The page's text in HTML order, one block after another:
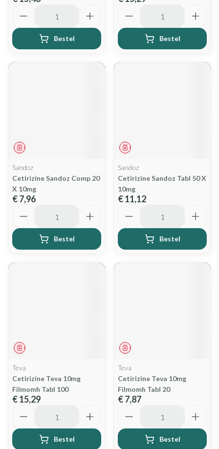
Bestel Bestel
Geneesmiddel
Sandoz
Cetirizine Sandoz Comp 20
X 10mg
€ 7,96
Bestel
Geneesmiddel
Sandoz
Cetirizine Sandoz Tabl 50 X
10mg
€ 11,12
Bestel
Geneesmiddel
Teva
Cetirizine Teva 10mg
Filmomh Tabl 100
€ 15,29
Bestel
Geneesmiddel
Teva
Cetirizine Teva 10mg
Filmomh Tabl 20
€ 7,87
Bestel